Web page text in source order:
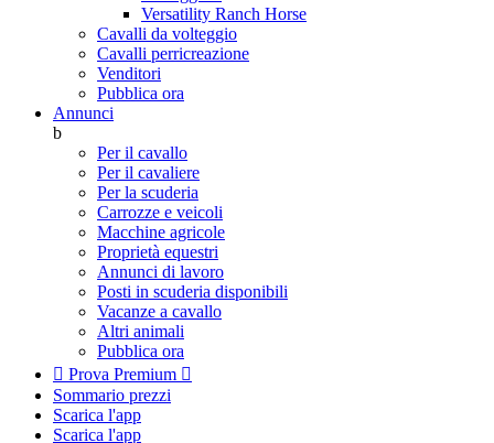
Versatility Ranch Horse
Cavalli da volteggio
Cavalli perricreazione
Venditori
Pubblica ora
Annunci
b
Per il cavallo
Per il cavaliere
Per la scuderia
Carrozze e veicoli
Macchine agricole
Proprietà equestri
Annunci di lavoro
Posti in scuderia disponibili
Vacanze a cavallo
Altri animali
Pubblica ora
 Prova Premium 
Sommario prezzi
Scarica l'app
Scarica l'app